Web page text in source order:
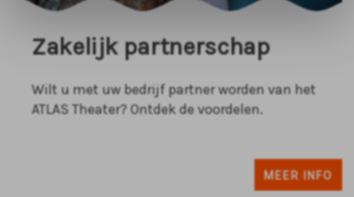
Zakelijk partnerschap
Wilt u met uw bedrijf partner worden van het
ATLAS Theater? Ontdek de voordelen.
MEER INFO